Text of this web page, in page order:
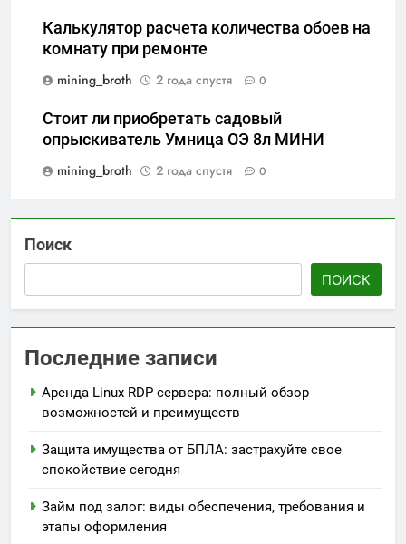
Калькулятор расчета количества обоев на
комнату при ремонте
mining_broth
2 года спустя 0
Стоит ли приобретать садовый
опрыскиватель Умница ОЭ 8л МИНИ
mining_broth
2 года спустя 0
Поиск
ПОИСК
Последние записи
Аренда Linux RDP сервера: полный обзор
возможностей и преимуществ
Защита имущества от БПЛА: застрахуйте свое
спокойствие сегодня
Займ под залог: виды обеспечения, требования и
этапы оформления